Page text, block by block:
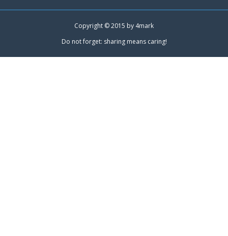
Copyright © 2015 by 4mark
Do not forget: sharing means caring!